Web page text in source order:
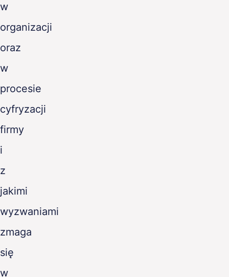
w
organizacji
oraz
w
procesie
cyfryzacji
firmy
i
z
jakimi
wyzwaniami
zmaga
się
w